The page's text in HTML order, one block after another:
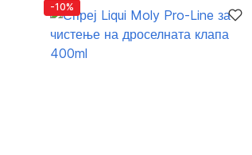
-10%